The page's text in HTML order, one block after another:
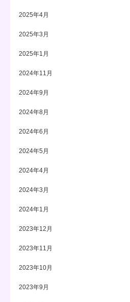
2025年4月
2025年3月
2025年1月
2024年11月
2024年9月
2024年8月
2024年6月
2024年5月
2024年4月
2024年3月
2024年1月
2023年12月
2023年11月
2023年10月
2023年9月